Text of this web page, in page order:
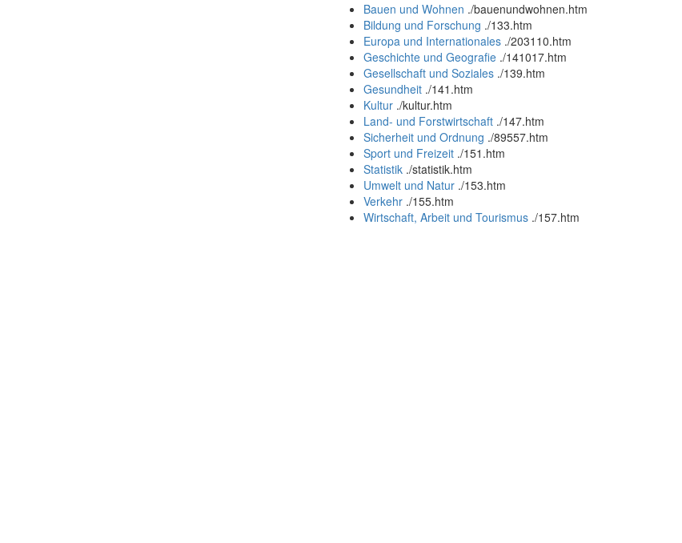
Bauen und Wohnen ./bauenundwohnen.htm
Bildung und Forschung ./133.htm
Europa und Internationales ./203110.htm
Geschichte und Geografie ./141017.htm
Gesellschaft und Soziales ./139.htm
Gesundheit ./141.htm
Kultur ./kultur.htm
Land- und Forstwirtschaft ./147.htm
Sicherheit und Ordnung ./89557.htm
Sport und Freizeit ./151.htm
Statistik ./statistik.htm
Umwelt und Natur ./153.htm
Verkehr ./155.htm
Wirtschaft, Arbeit und Tourismus ./157.htm